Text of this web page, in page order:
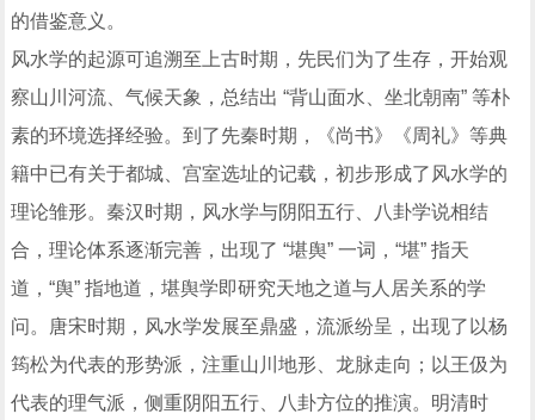
的借鉴意义。
风水学的起源可追溯至上古时期，先民们为了生存，开始观
察山川河流、气候天象，总结出 “背山面水、坐北朝南” 等朴
素的环境选择经验。到了先秦时期，《尚书》《周礼》等典
籍中已有关于都城、宫室选址的记载，初步形成了风水学的
理论雏形。秦汉时期，风水学与阴阳五行、八卦学说相结
合，理论体系逐渐完善，出现了 “堪舆” 一词，“堪” 指天
道，“舆” 指地道，堪舆学即研究天地之道与人居关系的学
问。唐宋时期，风水学发展至鼎盛，流派纷呈，出现了以杨
筠松为代表的形势派，注重山川地形、龙脉走向；以王伋为
代表的理气派，侧重阴阳五行、八卦方位的推演。明清时